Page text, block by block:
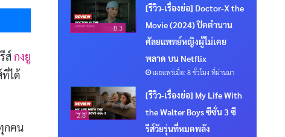
Messenger
ส์กงยู
ได้
กคน
8.3
[รีวิว-เรื่องย่อ] Doctor-X the
Movie (2024) ปิดตำนาน
ศัลยแพทย์หญิงผู้ไม่เคย
พลาด บน Netflix
เผยแพร่เมื่อ: 8 ชั่วโมง ที่ผ่านมา
2.8
[รีวิว-เรื่องย่อ] My Life With
the Walter Boys ซีซั่น 3 ซี
รีส์วัยรุ่นที่หมดพลัง